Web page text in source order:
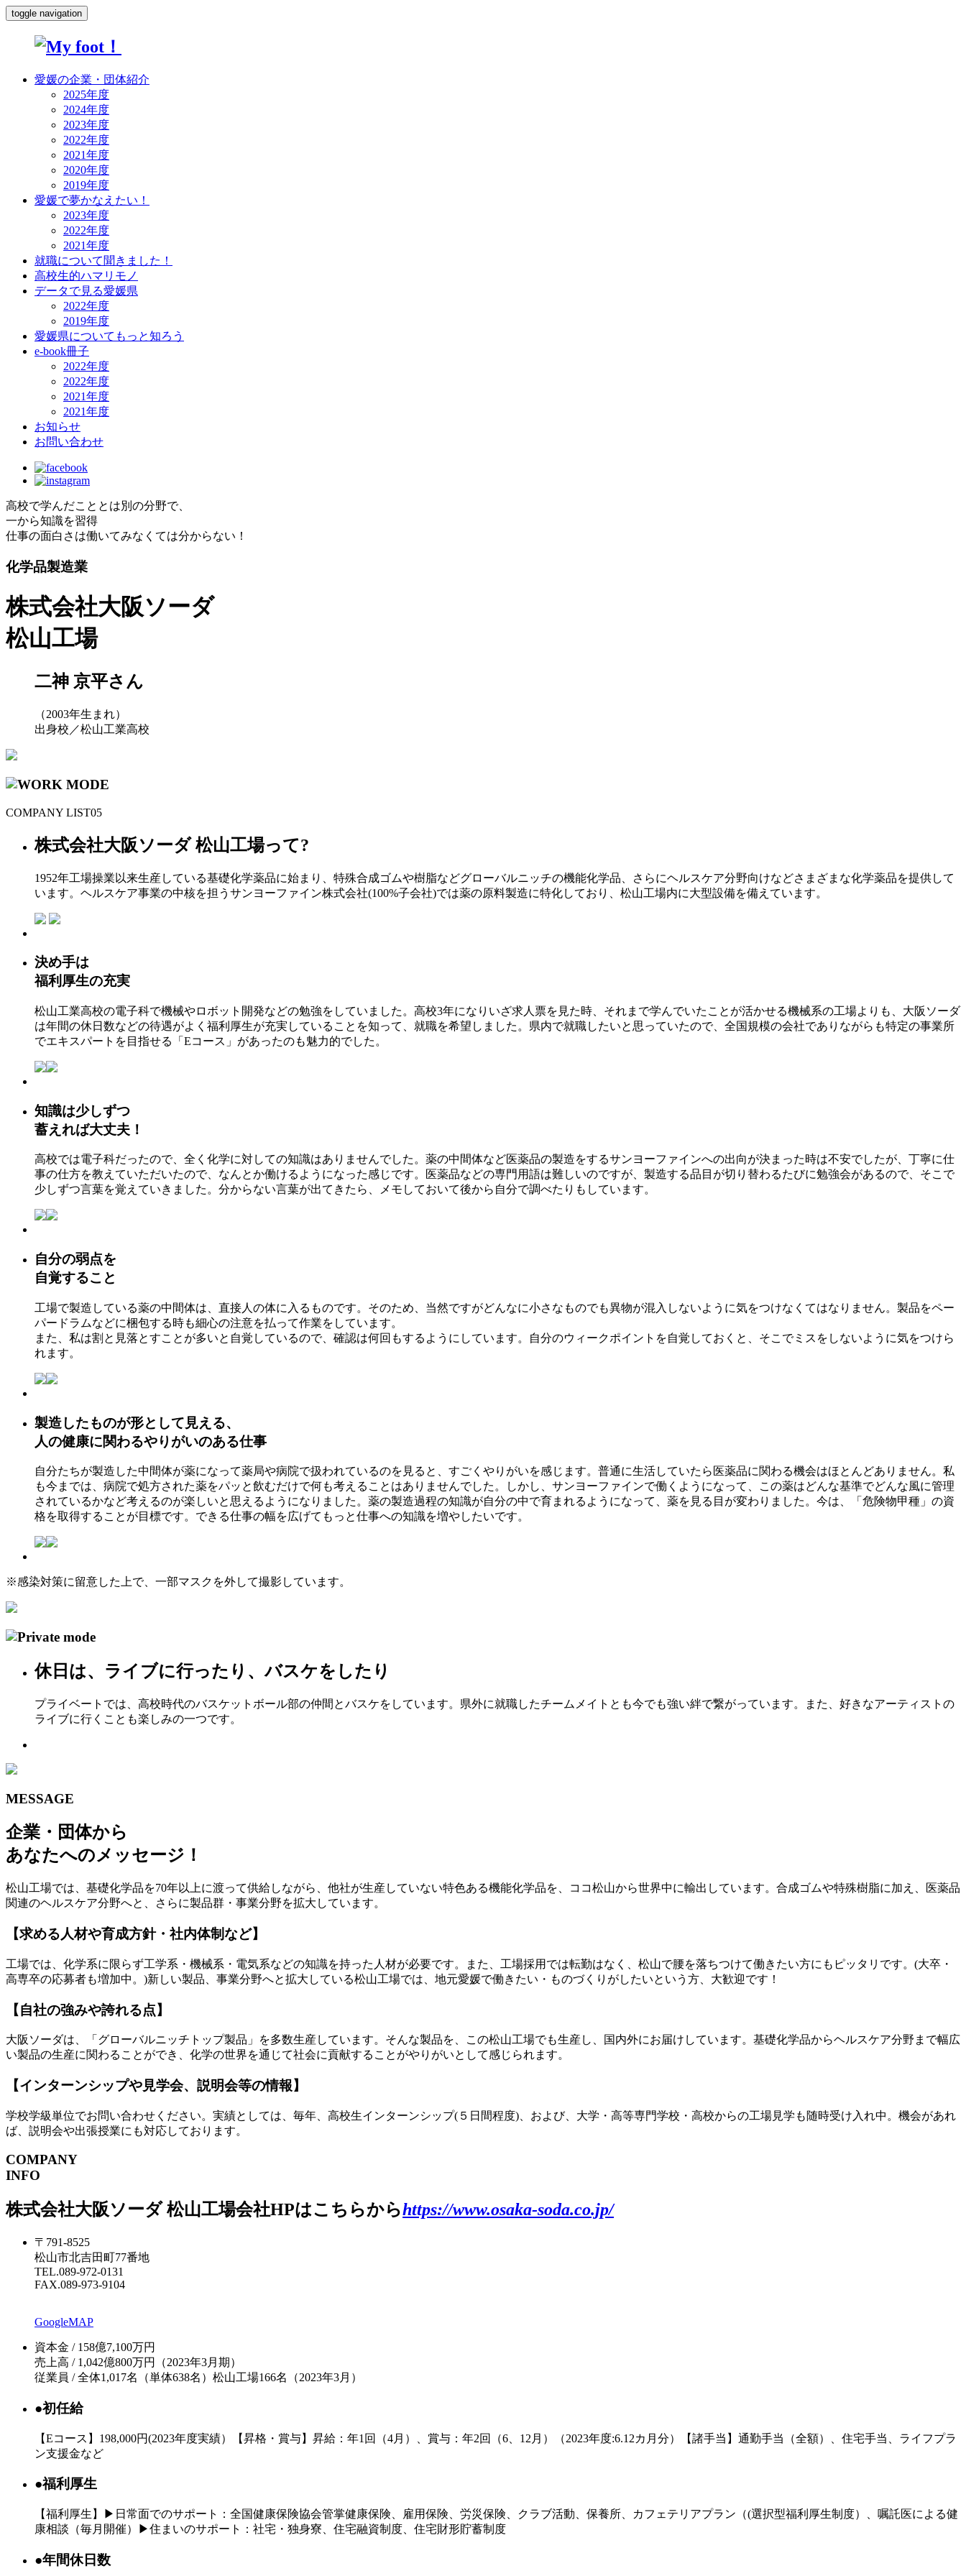
toggle navigation
愛媛の企業・団体紹介
2025年度
2024年度
2023年度
2022年度
2021年度
2020年度
2019年度
愛媛で夢かなえたい！
2023年度
2022年度
2021年度
就職について聞きました！
高校生的ハマリモノ
データで見る愛媛県
2022年度
2019年度
愛媛県についてもっと知ろう
e-book冊子
2022年度
2022年度
2021年度
2021年度
お知らせ
お問い合わせ
高校で学んだこととは別の分野で、
一から知識を習得
仕事の面白さは働いてみなくては分からない！
化学品製造業
株式会社大阪ソーダ
松山工場
二神 京平さん
（2003年生まれ）
出身校／松山工業高校
COMPANY LIST05
株式会社大阪ソーダ 松山工場って?
1952年工場操業以来生産している基礎化学薬品に始まり、特殊合成ゴムや樹脂などグローバルニッチの機能化学品、さらにヘルスケア分野向けなどさまざまな化学薬品を提供して
います。ヘルスケア事業の中核を担うサンヨーファイン株式会社(100%子会社)では薬の原料製造に特化しており、松山工場内に大型設備を備えています。
決め手は
福利厚生の充実
松山工業高校の電子科で機械やロボット開発などの勉強をしていました。高校3年になりいざ求人票を見た時、それまで学んでいたことが活かせる機械系の工場よりも、大阪ソーダ
は年間の休日数などの待遇がよく福利厚生が充実していることを知って、就職を希望しました。県内で就職したいと思っていたので、全国規模の会社でありながらも特定の事業所
でエキスパートを目指せる「Eコース」があったのも魅力的でした。
知識は少しずつ
蓄えれば大丈夫！
高校では電子科だったので、全く化学に対しての知識はありませんでした。薬の中間体など医薬品の製造をするサンヨーファインへの出向が決まった時は不安でしたが、丁寧に仕
事の仕方を教えていただいたので、なんとか働けるようになった感じです。医薬品などの専門用語は難しいのですが、製造する品目が切り替わるたびに勉強会があるので、そこで
少しずつ言葉を覚えていきました。分からない言葉が出てきたら、メモしておいて後から自分で調べたりもしています。
自分の弱点を
自覚すること
工場で製造している薬の中間体は、直接人の体に入るものです。そのため、当然ですがどんなに小さなものでも異物が混入しないように気をつけなくてはなりません。製品をペー
パードラムなどに梱包する時も細心の注意を払って作業をしています。
また、私は割と見落とすことが多いと自覚しているので、確認は何回もするようにしています。自分のウィークポイントを自覚しておくと、そこでミスをしないように気をつけら
れます。
製造したものが形として見える、
人の健康に関わるやりがいのある仕事
自分たちが製造した中間体が薬になって薬局や病院で扱われているのを見ると、すごくやりがいを感じます。普通に生活していたら医薬品に関わる機会はほとんどありません。私
も今までは、病院で処方された薬をパッと飲むだけで何も考えることはありませんでした。しかし、サンヨーファインで働くようになって、この薬はどんな基準でどんな風に管理
されているかなど考えるのが楽しいと思えるようになりました。薬の製造過程の知識が自分の中で育まれるようになって、薬を見る目が変わりました。今は、「危険物甲種」の資
格を取得することが目標です。できる仕事の幅を広げてもっと仕事への知識を増やしたいです。
※感染対策に留意した上で、一部マスクを外して撮影しています。
休日は、ライブに行ったり、バスケをしたり
プライベートでは、高校時代のバスケットボール部の仲間とバスケをしています。県外に就職したチームメイトとも今でも強い絆で繋がっています。また、好きなアーティストの
ライブに行くことも楽しみの一つです。
MESSAGE
企業・団体から
あなたへのメッセージ！
松山工場では、基礎化学品を70年以上に渡って供給しながら、他社が生産していない特色ある機能化学品を、ココ松山から世界中に輸出しています。合成ゴムや特殊樹脂に加え、医薬品
関連のヘルスケア分野へと、さらに製品群・事業分野を拡大しています。
【求める人材や育成方針・社内体制など】
工場では、化学系に限らず工学系・機械系・電気系などの知識を持った人材が必要です。また、工場採用では転勤はなく、松山で腰を落ちつけて働きたい方にもピッタリです。(大卒・
高専卒の応募者も増加中。)新しい製品、事業分野へと拡大している松山工場では、地元愛媛で働きたい・ものづくりがしたいという方、大歓迎です！
【自社の強みや誇れる点】
大阪ソーダは、「グローバルニッチトップ製品」を多数生産しています。そんな製品を、この松山工場でも生産し、国内外にお届けしています。基礎化学品からヘルスケア分野まで幅広
い製品の生産に関わることができ、化学の世界を通じて社会に貢献することがやりがいとして感じられます。
【インターンシップや見学会、説明会等の情報】
学校学級単位でお問い合わせください。実績としては、毎年、高校生インターンシップ(５日間程度)、および、大学・高等専門学校・高校からの工場見学も随時受け入れ中。機会があれ
ば、説明会や出張授業にも対応しております。
COMPANY
INFO
株式会社大阪ソーダ 松山工場会社HPはこちらからhttps://www.osaka-soda.co.jp/
〒791-8525
松山市北吉田町77番地
TEL.089-972-0131
FAX.089-973-9104
GoogleMAP
資本金 / 158億7,100万円
売上高 / 1,042億800万円
（2023年3月期）
従業員 / 全体1,017名（単体638名）松山工場166名
（2023年3月）
●初任給
【Eコース】198,000円(2023年度実績）【昇格・賞与】昇給：年1回（4月）、賞与：年2回（6、12月）（2023年度:6.12カ月分）【諸手当】通勤手当（全額）、住宅手当、ライフプラ
ン支援金など
●福利厚生
【福利厚生】▶日常面でのサポート：全国健康保険協会管掌健康保険、雇用保険、労災保険、クラブ活動、保養所、カフェテリアプラン（(選択型福利厚生制度）、嘱託医による健
康相談（毎月開催）▶住まいのサポート：社宅・独身寮、住宅融資制度、住宅財形貯蓄制度
●年間休日数